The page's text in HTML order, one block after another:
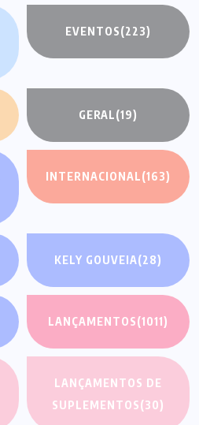
EVENTOS(223)
GERAL(19)
INTERNACIONAL(163)
KELY GOUVEIA(28)
LANÇAMENTOS(1011)
LANÇAMENTOS DE
SUPLEMENTOS(30)